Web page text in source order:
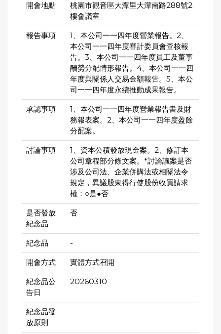
開會地點
桃園市觀音區大潭里大潭南路288號2
樓會議室
報告事項
1、本公司一一四年度營業報告。2、
本公司一一四年度審計委員會查核報
告。3、本公司一一四年度員工及董事
酬勞分配情形報告。4、本公司一一四
年度與關係人交易金額報告。5、本公
司一一四年度永續推動成果報告。
承認事項
1、本公司一一四年度營業報告書及財
務報表案。2、本公司一一四年度盈餘
分配案。
討論事項
1、資本公積發放現金案。2、修訂本
公司章程部分條文案。*討論議案是否
涉及公司法、企業併購法或相關法令
規定，異議股東得行使股份收買請求
權：○是●否
是否發放
紀念品
否
紀念品 -
開會方式 實體方式召開
紀念品公
告日
20260310
紀念品發
放原則
-